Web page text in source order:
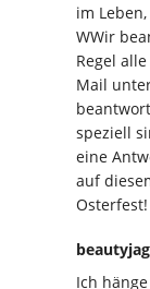
im
WWir
Regel
Mail
speziell
eine
auf
Osterfest!
Ich